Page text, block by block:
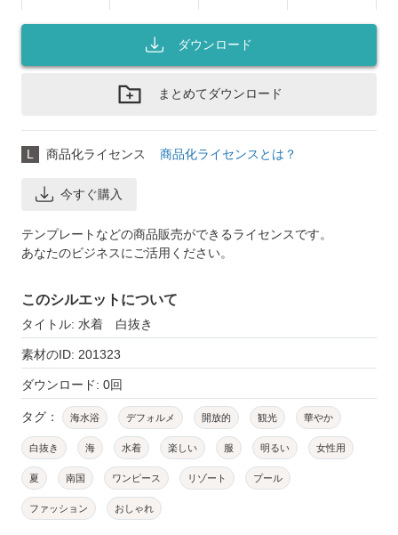
ダウンロード
まとめてダウンロード
L 商品化ライセンス 商品化ライセンスとは？
今すぐ購入
テンプレートなどの商品販売ができるライセンスです。
あなたのビジネスにご活用ください。
このシルエットについて
タイトル: 水着 白抜き
素材のID: 201323
ダウンロード: 0回
タグ： 海水浴 デフォルメ 開放的 観光 華やか
白抜き 海 水着 楽しい 服 明るい 女性用
夏 南国 ワンピース リゾート プール
ファッション おしゃれ